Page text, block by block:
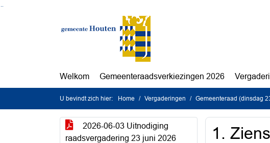
Welkom Gemeenteraadsverkiezingen 2026
U bevindt zich hier: Home Vergaderingen Gemeenteraad (dinsdag
2026-06-03 Uitnodiging
raadsvergadering 23 juni 2026
1.